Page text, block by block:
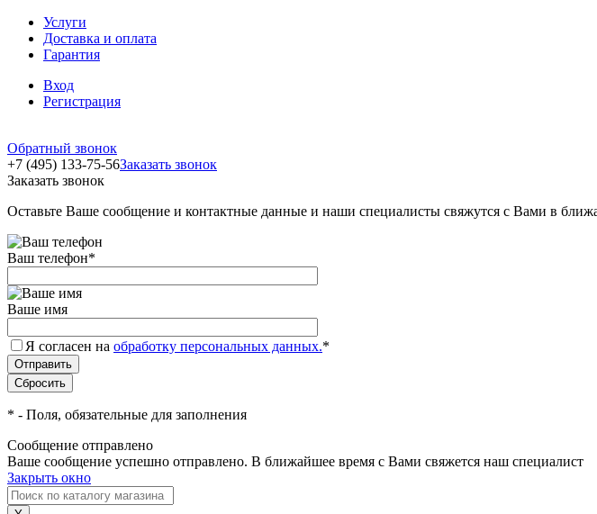
Услуги
Доставка и оплата
Гарантия
Вход
Регистрация
Обратный звонок
+7 (495) 133-75-56Заказать звонок
Заказать звонок
Оставьте Ваше сообщение и контактные данные и наши специалисты свяжутся с Вами в
Ваш телефон*
Ваше имя
Я согласен на обработку персональных данных.*
* - Поля, обязательные для заполнения
Сообщение отправлено
Ваше сообщение успешно отправлено. В ближайшее время с Вами свяжется наш специалист
Закрыть окно